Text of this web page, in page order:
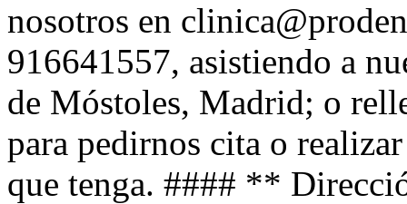
nosotros en
916641557, asistiendo a
de Móstoles, Madrid; o
para pedirnos cita o
que tenga. #### **